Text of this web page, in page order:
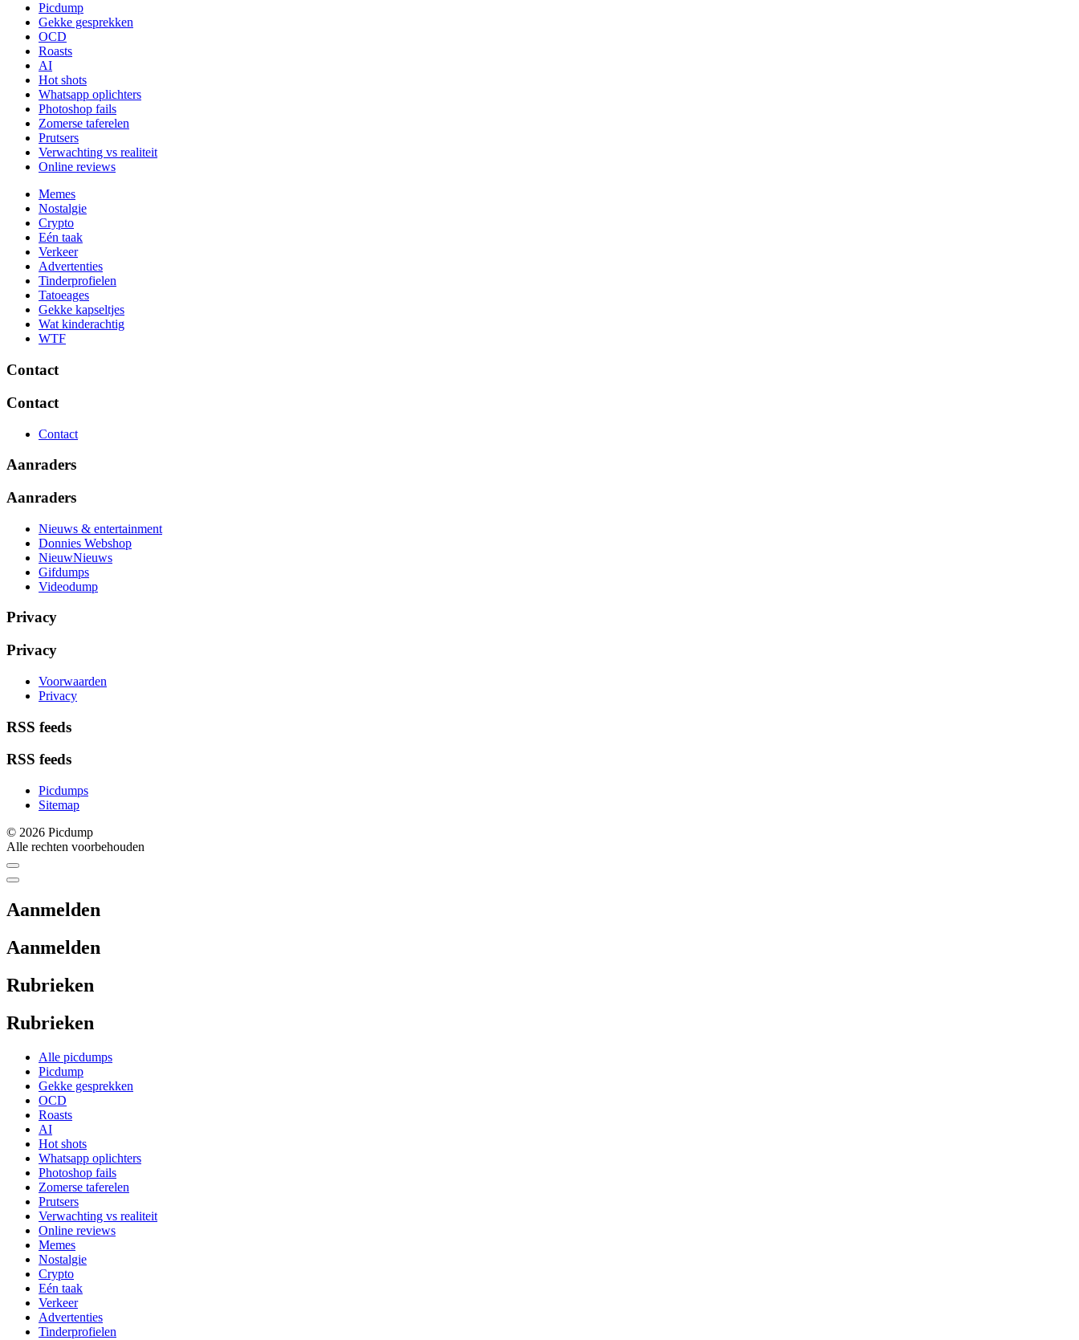
Picdump
Gekke gesprekken
OCD
Roasts
AI
Hot shots
Whatsapp oplichters
Photoshop fails
Zomerse taferelen
Prutsers
Verwachting vs realiteit
Online reviews
Memes
Nostalgie
Crypto
Eén taak
Verkeer
Advertenties
Tinderprofielen
Tatoeages
Gekke kapseltjes
Wat kinderachtig
WTF
Contact
Contact
Contact
Aanraders
Aanraders
Nieuws & entertainment
Donnies Webshop
NieuwNieuws
Gifdumps
Videodump
Privacy
Privacy
Voorwaarden
Privacy
RSS feeds
RSS feeds
Picdumps
Sitemap
© 2026 Picdump
Alle rechten voorbehouden
Aanmelden
Aanmelden
Rubrieken
Rubrieken
Alle picdumps
Picdump
Gekke gesprekken
OCD
Roasts
AI
Hot shots
Whatsapp oplichters
Photoshop fails
Zomerse taferelen
Prutsers
Verwachting vs realiteit
Online reviews
Memes
Nostalgie
Crypto
Eén taak
Verkeer
Advertenties
Tinderprofielen